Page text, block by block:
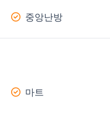
중앙난방
마트